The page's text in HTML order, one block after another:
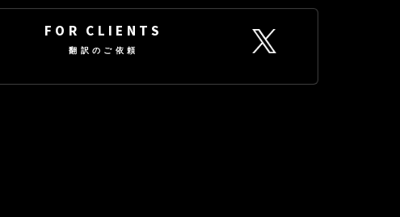
FOR CLIENTS
翻訳のご依頼